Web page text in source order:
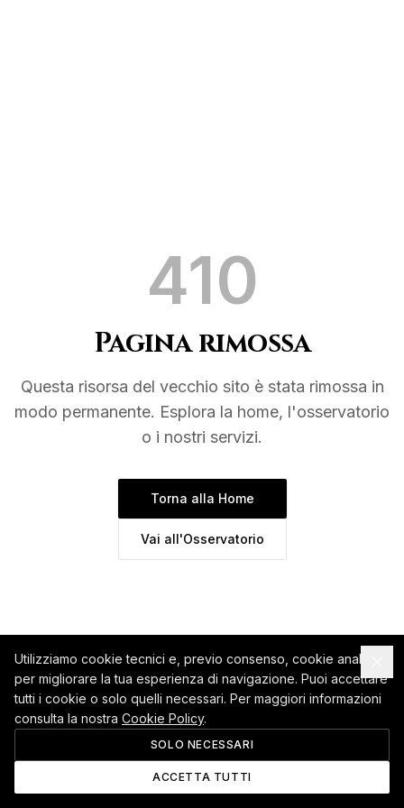
410
Pagina rimossa
Questa risorsa del vecchio sito è stata rimossa in
modo permanente. Esplora la home, l'osservatorio
o i nostri servizi.
Torna alla Home
Vai all'Osservatorio
Utilizziamo cookie tecnici e, previo consenso, cookie analitici
per migliorare la tua esperienza di navigazione. Puoi accettare
tutti i cookie o solo quelli necessari. Per maggiori informazioni
consulta la nostra Cookie Policy.
SOLO NECESSARI
ACCETTA TUTTI